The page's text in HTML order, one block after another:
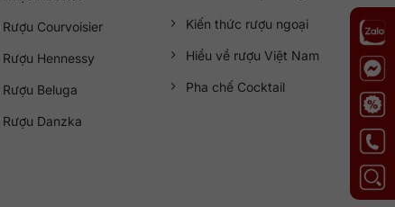
Rượu Courvoisier
Rượu Hennessy
Rượu Beluga
Rượu Danzka
Kiến thức rượu ngoại
Hiểu về rượu Việt Nam
Pha chế Cocktail